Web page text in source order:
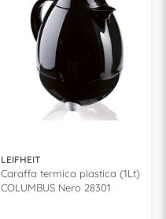
LEIFHEIT
Caraffa termica plastica (1Lt)
COLUMBUS Nero 28301